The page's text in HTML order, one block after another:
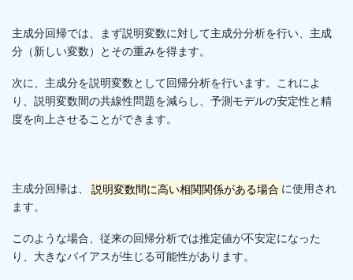
主成分回帰では、まず説明変数に対して主成分分析を行い、主成
分（新しい変数）とその重みを得ます。
次に、主成分を説明変数として回帰分析を行います。これによ
り、説明変数間の共線性問題を減らし、予測モデルの安定性と精
度を向上させることができます。
主成分回帰は、 説明変数間に高い相関関係がある場合 に使用され
ます。
このような場合、従来の回帰分析では推定値が不安定になった
り、大きなバイアスが生じる可能性があります。